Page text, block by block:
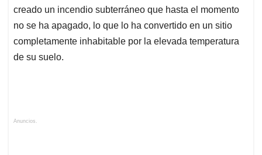
creado un incendio subterráneo que hasta el momento
no se ha apagado, lo que lo ha convertido en un sitio
completamente inhabitable por la elevada temperatura
de su suelo.
Anuncios.